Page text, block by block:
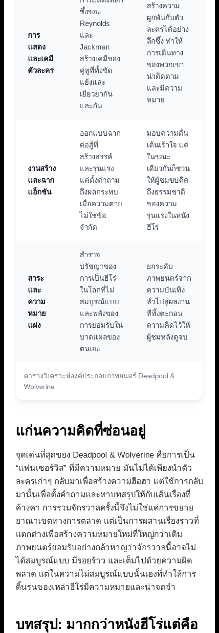
ตารางวิเคราะห์องค์ประกอบภาพยนตร์ Deadpool &
Wolverine
การ
แสดง
และเคมี
ตัวละคร
ซึ้งของ
Reynolds
และ
Jackman
สร้างเคมีของ
คู่หูที่ทั้งขัด
แย้งและ
เยียวยากัน
และกัน
สร้างความ
ผูกพันกับตัว
ละครได้อย่าง
ลึกซึ้ง ทำให้
การเดินทาง
ของพวกเขา
น่าติดตาม
และมีความ
หมาย
งานสร้าง
และฉาก
แอ็กชัน
ออกแบบฉาก
ต่อสู้ที่
สร้างสรรค์
และรุนแรง
แต่ตั้งคำถาม
ถึงผลกระทบ
เมื่อความตาย
ไม่ใช่ข้อ
จำกัด
มอบความตื่น
เต้นเร้าใจ แต่
ในขณะ
เดียวกันก็ชวน
ให้ผู้ชมขบคิด
ถึงธรรมชาติ
ของความ
รุนแรงในหนัง
ฮีโร่
สาระ
และ
ความ
หมาย
แฝง
สำรวจ
ปรัชญาของ
การเป็นฮีโร่
ในโลกที่ไม่
สมบูรณ์แบบ
และพลังของ
การยอมรับใน
บาดแผลของ
ตนเอง
ยกระดับ
ภาพยนตร์จาก
ความบันเทิง
ทั่วไปสู่ผลงาน
ที่ทิ้งตะกอน
ความคิดไว้ให้
ผู้ชมหลังดูจบ
แก่นความคิดที่ซ่อนอยู่
จุดเด่นที่สุดของ Deadpool & Wolverine คือการเป็น
“แฟนเซอร์วิส” ที่มีความหมาย มันไม่ได้เพียงนำตัว
ละครเก่าๆ กลับมาเพื่อสร้างความฮือฮา แต่ใช้การกลับ
มานั้นเพื่อตั้งคำถามและหาบทสรุปให้กับเส้นเรื่องที่
ค้างคา การรวมจักรวาลครั้งนี้จึงไม่ใช่แค่การขยาย
อาณาเขตทางการตลาด แต่เป็นการผสานเรื่องราวที่
แตกต่างเพื่อสร้างความหมายใหม่ที่ใหญ่กว่าเดิม
ภาพยนตร์ยอมรับอย่างกล้าหาญว่าจักรวาลนี้อาจไม่
ได้สมบูรณ์แบบ มีรอยร้าว และเต็มไปด้วยความผิด
พลาด แต่ในความไม่สมบูรณ์แบบนั้นเองที่ทำให้การ
ดิ้นรนของเหล่าฮีโร่มีความหมายและน่าจดจำ
บทสรุป: มากกว่าหนังฮีโร่แต่คือ